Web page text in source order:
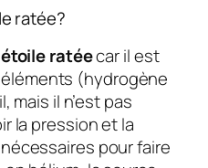
ratée?
étoile ratéecar il est
(hydrogène
mais il n’est pas
la pression et la
pour faire